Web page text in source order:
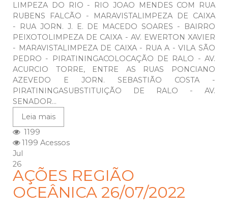
LIMPEZA DO RIO - RIO JOAO MENDES COM RUA
RUBENS FALCÃO - MARAVISTALIMPEZA DE CAIXA
- RUA JORN. J. E. DE MACEDO SOARES - BAIRRO
PEIXOTOLIMPEZA DE CAIXA - AV. EWERTON XAVIER
- MARAVISTALIMPEZA DE CAIXA - RUA A - VILA SÃO
PEDRO - PIRATININGACOLOCAÇÃO DE RALO - AV.
ACURCIO TORRE, ENTRE AS RUAS PONCIANO
AZEVEDO E JORN. SEBASTIÃO COSTA -
PIRATININGASUBSTITUIÇÃO DE RALO - AV.
SENADOR...
Leia mais
1199
1199 Acessos
Jul
26
AÇÕES REGIÃO
OCEÂNICA 26/07/2022